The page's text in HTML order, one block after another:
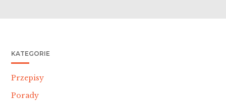
KATEGORIE
Przepisy
Porady